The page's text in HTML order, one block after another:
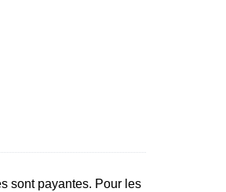
sont payantes. Pour les